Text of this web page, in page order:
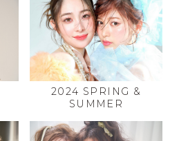
2024 SPRING &
SUMMER